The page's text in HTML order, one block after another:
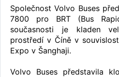
Společnost Volvo Buses
7800 pro BRT (Bus
současnosti je kladen
prostředí v Číně v
Expo v Šanghaji.
Volvo Buses představila